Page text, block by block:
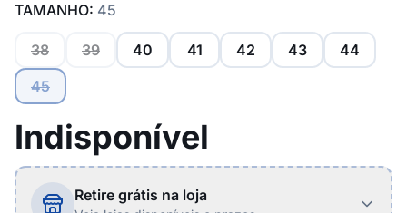
TAMANHO: 45
38 39 40 41 42 43
44
45
Indisponível
Retire grátis na loja